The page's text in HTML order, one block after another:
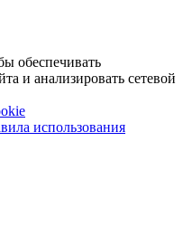
обеспечивать
и анализировать сетевой
использования